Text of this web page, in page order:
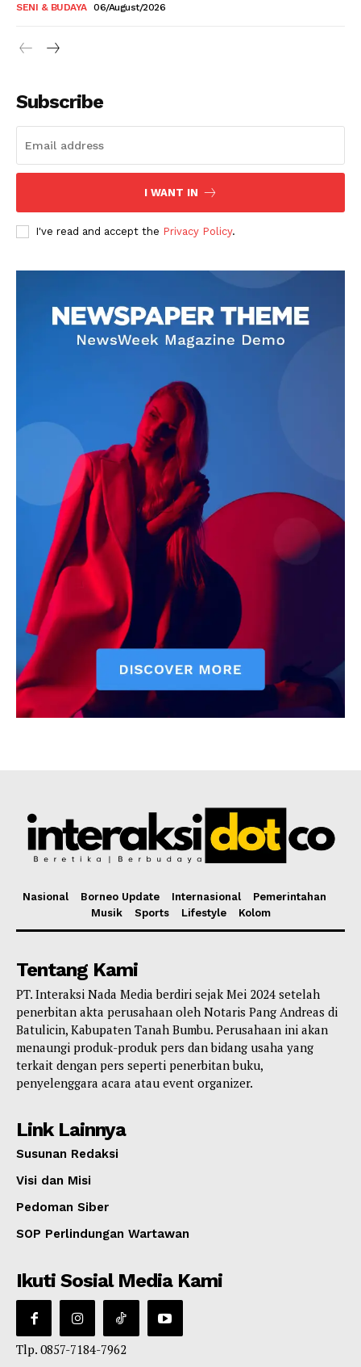
SENI & BUDAYA 06/August/2026
Subscribe
I WANT IN
I've read and accept the Privacy Policy.
Nasional Borneo Update Internasional
Pemerintahan
Musik
Sports Lifestyle Kolom
Tentang Kami
PT. Interaksi Nada Media berdiri sejak Mei 2024 setelah
penerbitan akta perusahaan oleh Notaris Pang Andreas di
Batulicin, Kabupaten Tanah Bumbu. Perusahaan ini akan
menaungi produk-produk pers dan bidang usaha yang
terkait dengan pers seperti penerbitan buku,
penyelenggara acara atau event organizer.
Link Lainnya
Susunan Redaksi
Visi dan Misi
Pedoman Siber
SOP Perlindungan Wartawan
Ikuti Sosial Media Kami
Tlp. 0857-7184-7962